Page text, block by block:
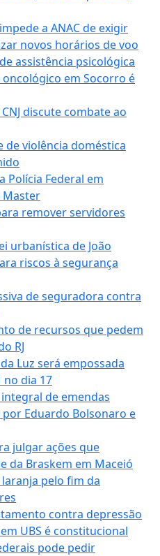
a ANAC de exigir
novos horários de voo
assistência psicológica
em Socorro é
discute combate ao
violência doméstica
Polícia Federal em
Master
remover servidores
urbanística de João
riscos à segurança
de seguradora contra
de recursos que pedem
RJ
Luz será empossada
no dia 17
de emendas
Eduardo Bolsonaro e
julgar ações que
da Braskem em Maceió
pelo fim da
contra depressão
UBS é constitucional
pode pedir